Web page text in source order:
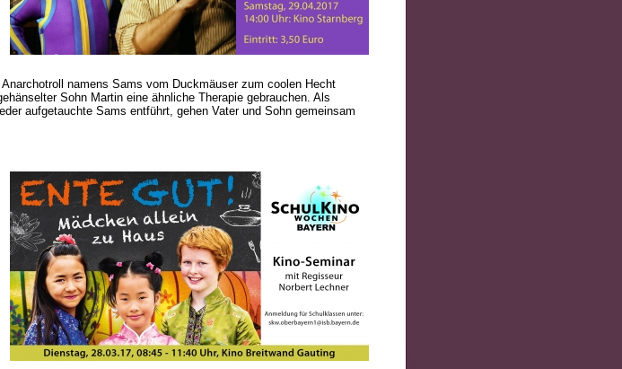
namens Sams vom Duckmäuser zum coolen Hecht
Sohn Martin eine ähnliche Therapie gebrauchen. Als
aufgetauchte Sams entführt, gehen Vater und Sohn gemeinsam